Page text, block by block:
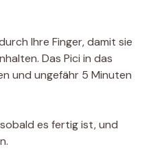
Ihre Finger, damit sie
Das Pici in das
und ungefähr 5 Minuten
es fertig ist, und